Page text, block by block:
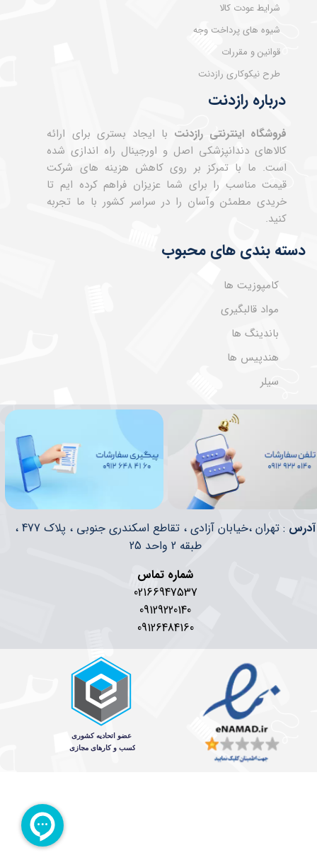
درباره رازدنت
فروشگاه اینترنتی رازدنت با ایجاد بستری برای ارائه
کالاهای دندانپزشکی اصل و اورجینال راه اندازی شده
است. ما با تمرکز بر روی کاهش هزینه های شرکت
قیمت مناسب را برای شما عزیزان فراهم کرده ایم تا
خریدی مطمئن وآسان را در سراسر کشور با ما تجربه
کنید.
شرایط عودت کالا
شیوه های پرداخت وجه
قوانین و مقررات
طرح نیکوکاری رازدنت
دسته بندی های محبوب
کامپوزیت ها
مواد قالبگیری
باندینگ ها
هندپیس ها
سیلر
​​آدرس
: تهران ،خیابان آزادی ، تقاطع اسکندری جنوبی ، پلاک 477 ،
طبقه 2 واحد 25
شماره تماس
02166947537
09129220140
09126484160